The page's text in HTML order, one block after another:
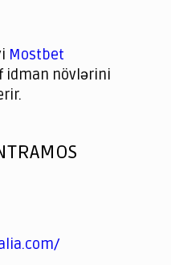
Mostbet
idman növlərini